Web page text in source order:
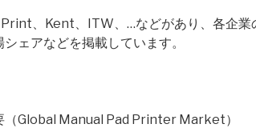
、Kent、ITW、…などがあり、各企業
ェアなどを掲載しています。
（Global Manual Pad Printer Market）